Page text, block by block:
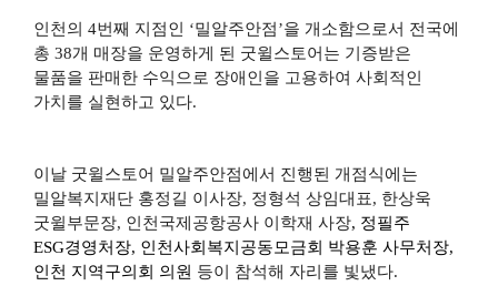
인천의 4번째 지점인 ‘밀알주안점’을 개소함으로서 전국에
총 38개 매장을 운영하게 된 굿윌스토어는 기증받은
물품을 판매한 수익으로 장애인을 고용하여 사회적인
가치를 실현하고 있다.
이날 굿윌스토어 밀알주안점에서 진행된 개점식에는
밀알복지재단 홍정길 이사장, 정형석 상임대표, 한상욱
굿윌부문장, 인천국제공항공사 이학재 사장, 정필주
ESG경영처장, 인천사회복지공동모금회 박용훈 사무처장,
인천 지역구의회 의원 등이 참석해 자리를 빛냈다.